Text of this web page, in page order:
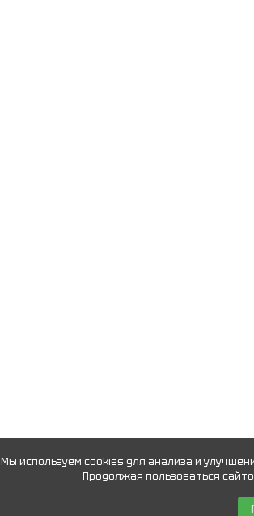
Мы используем cookies для анализа и
Продолжая пользоваться